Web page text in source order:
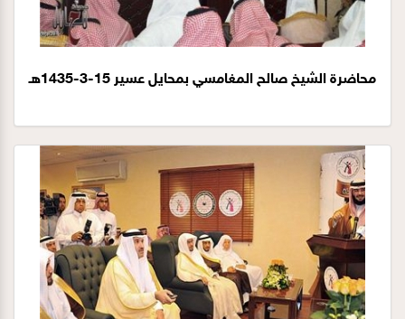
محاضرة الشيخ صالح المغامسي بمحايل عسير 15-3-1435هـ